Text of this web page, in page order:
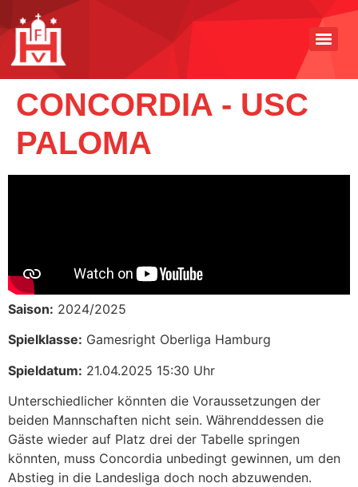
CONCORDIA - USC
PALOMA
Saison: 2024/2025
Spielklasse: Gamesright Oberliga Hamburg
Spieldatum: 21.04.2025 15:30 Uhr
Unterschiedlicher könnten die Voraussetzungen der
beiden Mannschaften nicht sein. Währenddessen die
Gäste wieder auf Platz drei der Tabelle springen
könnten, muss Concordia unbedingt gewinnen, um den
Abstieg in die Landesliga doch noch abzuwenden.